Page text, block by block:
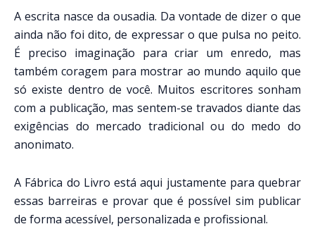
A escrita nasce da ousadia. Da vontade de dizer o que
ainda não foi dito, de expressar o que pulsa no peito.
É preciso imaginação para criar um enredo, mas
também coragem para mostrar ao mundo aquilo que
só existe dentro de você. Muitos escritores sonham
com a publicação, mas sentem-se travados diante das
exigências do mercado tradicional ou do medo do
anonimato.
A Fábrica do Livro está aqui justamente para quebrar
essas barreiras e provar que é possível sim publicar
de forma acessível, personalizada e profissional.